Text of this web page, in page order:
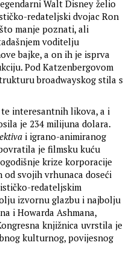
Walt Disney želio
redateljski dvojac Ron
manje poznati, ali
voditelju
bajke, a on ih je isprva
Pod Katzenbergovom
broadwayskog stila s
interesantnih likova, a i
je 234 milijuna dolara.
i igrano-animiranog
je filmsku kuću
krize korporacije
od svojih vrhunaca doseći
redateljskim
izvornu glazbu i najbolju
i Howarda Ashmana,
knjižnica uvrstila je
kulturnog, povijesnog